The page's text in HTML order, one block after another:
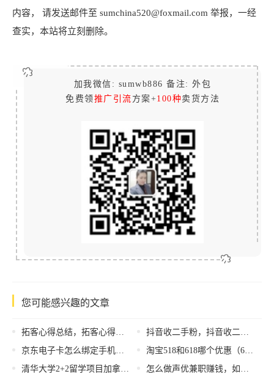
内容， 请发送邮件至 sumchina520@foxmail.com 举报，一经
查实，本站将立刻删除。
加我微信: sumwb886 备注: 外包
免费领推广引流 方案+100种卖货方法
您可能感兴趣的文章
拓客心得总结，拓客心得总结范文？
京东电子卡怎么绑定手机，京东电子卡怎么绑定手机号？
清华大学2+2留学项目加拿大（清华大学2+2留学项目分数线）
抖音收二手粉，抖音收二手粉丝违规吗？
淘宝518和618哪个优惠（618和518哪个优惠力度大）
怎么做声优兼职赚钱，如何做声优兼职？